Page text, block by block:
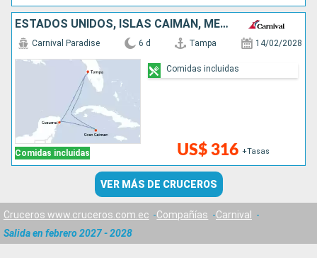
ESTADOS UNIDOS, ISLAS CAIMÁN, MÉXICO
Comidas incluidas
Carnival Paradise 6 d Tampa 14/02/2028
US$ 316 +Tasas
Comidas incluidas
VER MÁS DE CRUCEROS
Cruceros www.cruceros.com.ec Compañías
Carnival
Salida en febrero 2027 - 2028